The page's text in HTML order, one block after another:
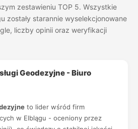
zestawieniu TOP 5. Wszystkie
zostały starannie wyselekcjonowane
liczby opinii oraz weryfikacji
Geodezyjne - Biuro
to lider wśród firm
w Elblągu - oceniony przez